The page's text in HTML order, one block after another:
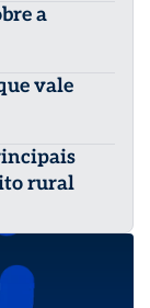
a
vale
rural